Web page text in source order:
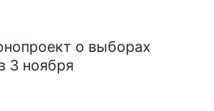
о выборах
3 ноября